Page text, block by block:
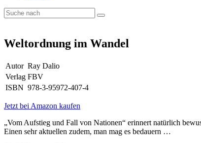
Weltordnung im Wandel
Autor Ray Dalio
Verlag FBV
ISBN 978-3-95972-407-4
Jetzt bei Amazon kaufen
„Vom Aufstieg und Fall von Nationen“ erinnert natürlich
Einen sehr aktuellen zudem, man mag es bedauern …